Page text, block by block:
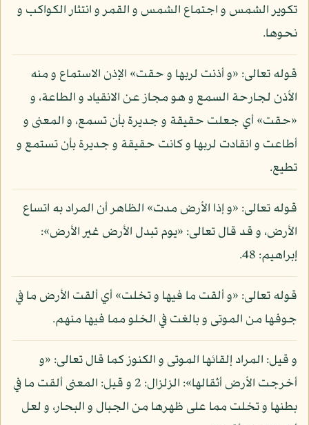
تكوير الشمس و اجتماع الشمس و القمر و انتثار الكواكب و
نحوها.
قوله تعالى: «و أذنت لربها و حقت» الإذن الاستماع و منه
الأذن لجارحة السمع و هو مجاز عن الانقياد و الطاعة، و
«حقت» أي جعلت حقيقة و جديرة بأن تسمع، و المعنى و
أطاعت و انقادت لربها و كانت حقيقة و جديرة بأن تستمع و
تطيع.
قوله تعالى: «و إذا الأرض مدت» الظاهر أن المراد به اتساع
الأرض، و قد قال تعالى: «يوم تبدل الأرض غير الأرض»:
إبراهيم: 48.
قوله تعالى: «و ألقت ما فيها و تخلت» أي ألقت الأرض ما في
جوفها من الموتى و بالغت في الخلو مما فيها منهم.
و قيل: المراد إلقائها الموتى و الكنوز كما قال تعالى: «و
أخرجت الأرض أثقالها»: الزلزال: 2 و قيل: المعنى ألقت ما في
بطنها و تخلت مما على ظهرها من الجبال و البحار، و لعل